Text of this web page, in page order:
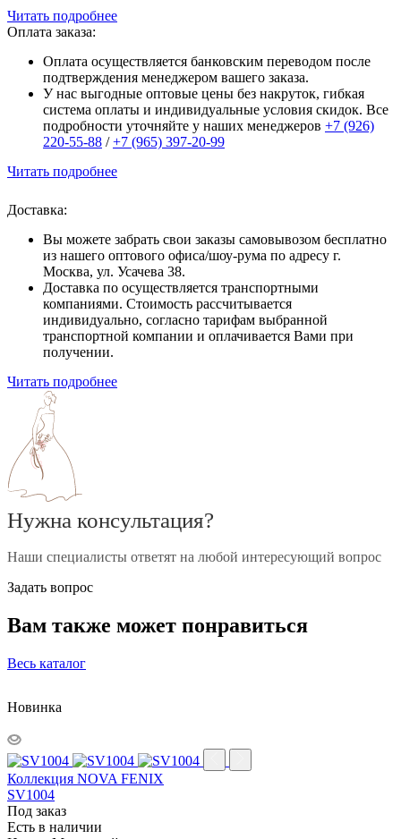
Читать подробнее
Оплата заказа:
Оплата осуществляется банковским переводом после
подтверждения менеджером вашего заказа.
У нас выгодные оптовые цены без накруток, гибкая
система оплаты и индивидуальные условия скидок. Все
подробности уточняйте у наших менеджеров +7 (926)
220-55-88 /+7 (965) 397-20-99
Читать подробнее
Доставка:
Вы можете забрать свои заказы самовывозом бесплатно
из нашего оптового офиса/шоу-рума по адресу г.
Москва, ул. Усачева 38.
Доставка по осуществляется транспортными
компаниями. Стоимость рассчитывается
индивидуально, согласно тарифам выбранной
транспортной компании и оплачивается Вами при
получении.
Читать подробнее
Нужна консультация?
Наши специалисты ответят на любой интересующий вопрос
Задать вопрос
Вам также может понравиться
Весь каталог
Новинка
Коллекция NOVA FENIX
SV1004
Под заказ
Есть в наличии